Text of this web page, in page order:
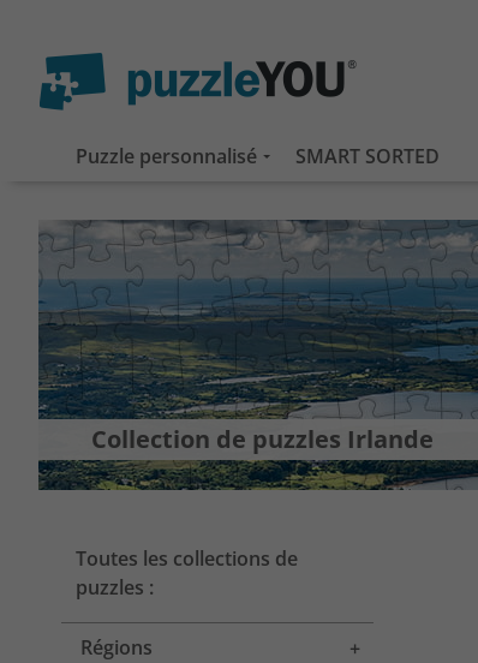
Puzzle personnalisé SMART SORTED
Collection de puzzles Irlande
Toutes les collections de
puzzles :
Régions
Toggle menu